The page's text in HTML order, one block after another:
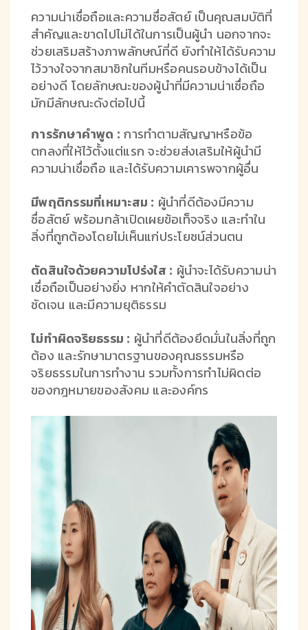
ความน่าเชื่อถือและความซื่อสัตย์ เป็นคุณสมบัติที่
สำคัญและขาดไปไม่ได้ในการเป็นผู้นำ นอกจากจะ
ช่วยเสริมสร้างภาพลักษณ์ที่ดี ยังทำให้ได้รับความ
ไว้วางใจจากสมาชิกในทีมหรือคนรอบข้างได้เป็น
อย่างดี โดยลักษณะของผู้นำที่มีความน่าเชื่อถือ
มักมีลักษณะดังต่อไปนี้
การรักษาคำพูด : การทำตามสัญญาหรือข้อ
ตกลงที่ให้ไว้ตั้งแต่แรก จะช่วยส่งเสริมให้ผู้นำมี
ความน่าเชื่อถือ และได้รับความเคารพจากผู้อื่น
มีพฤติกรรมที่เหมาะสม : ผู้นำที่ดีต้องมีความ
ซื่อสัตย์ พร้อมกล้าเปิดเผยข้อเท็จจริง และทำใน
สิ่งที่ถูกต้องโดยไม่เห็นแก่ประโยชน์ส่วนตน
ตัดสินใจด้วยความโปร่งใส : ผู้นำจะได้รับความน่า
เชื่อถือเป็นอย่างยิ่ง หากให้คำตัดสินใจอย่าง
ชัดเจน และมีความยุติธรรม
ไม่ทำผิดจริยธรรม : ผู้นำที่ดีต้องยึดมั่นในสิ่งที่ถูก
ต้อง และรักษามาตรฐานของคุณธรรมหรือ
จริยธรรมในการทำงาน รวมทั้งการทำไม่ผิดต่อ
ของกฎหมายของสังคม และองค์กร